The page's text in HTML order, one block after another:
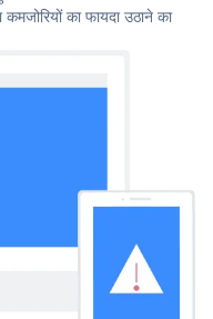
का फायदा उठाने का